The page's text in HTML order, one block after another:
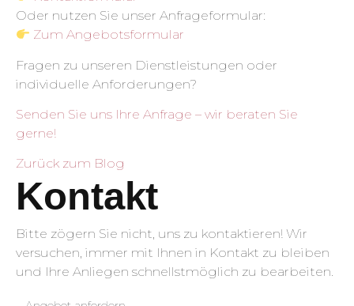
Oder nutzen Sie unser Anfrageformular:
Zum Angebotsformular
Fragen zu unseren Dienstleistungen oder
individuelle Anforderungen?
Senden Sie uns Ihre Anfrage – wir beraten Sie
gerne!
Zurück zum Blog
Kontakt
Bitte zögern Sie nicht, uns zu kontaktieren! Wir
versuchen, immer mit Ihnen in Kontakt zu bleiben
und Ihre Anliegen schnellstmöglich zu bearbeiten.